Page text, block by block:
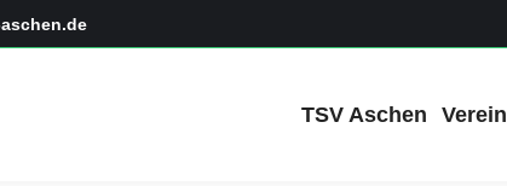
TSV Aschen Verein